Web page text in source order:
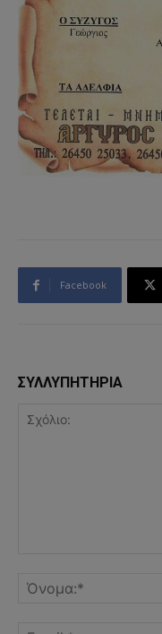
Facebook
ΣΥΛΛΥΠΗΤΗΡΙΑ